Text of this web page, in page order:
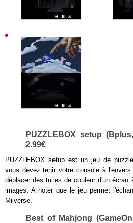
PUZZLEBOX setup
2.99€
PUZZLEBOX setup est un jeu de
vous devez tenir votre console à
déplacer des tuiles de couleur d'un écran
images. A noter que le jeu permet
Miiverse.
Best of Mahjong